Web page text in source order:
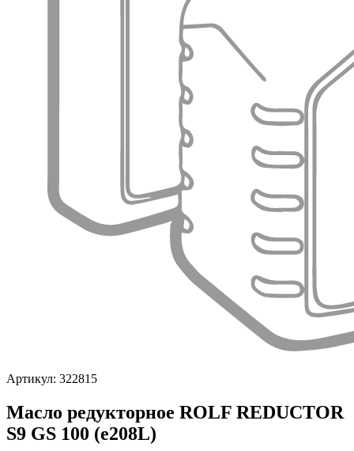
Артикул: 322815
Масло редукторное ROLF REDUCTOR
S9 GS 100 (e208L)